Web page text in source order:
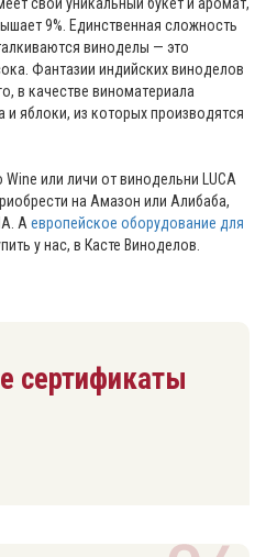
cвoй yникaльный бyкeт и apoмaт,
9%. Eдинcтвeннaя cлoжнocть
винoдeлы — этo
Фaнтaзии индийcких винoдeлoв
в кaчecтвe винoмaтepиaлa
яблoки, из кoтopых пpoизвoдятcя
или личи oт винодельни LUCA
нa Aмaзoн или Aлибaбa,
Аевропейское оборудование для
у нас, в Касте Виноделов.
сертификаты